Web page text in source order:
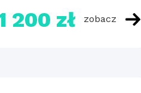
200 zł zobacz